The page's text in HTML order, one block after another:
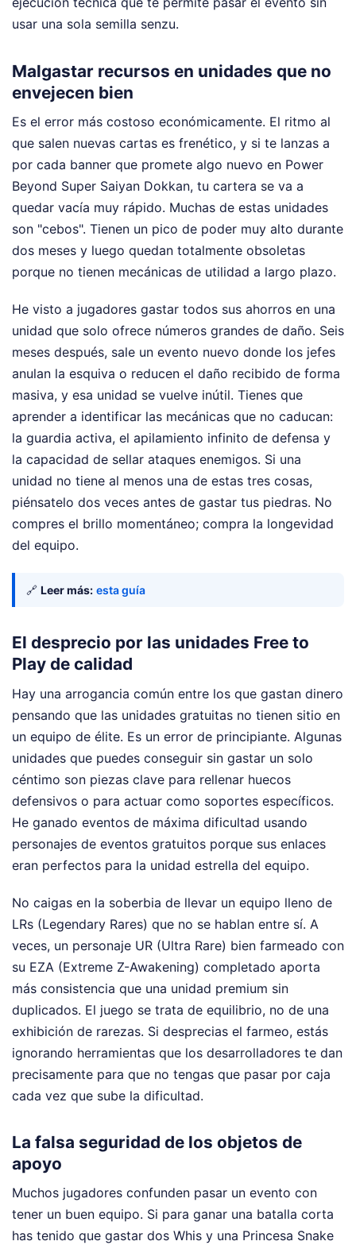
usar una sola semilla senzu.
Malgastar recursos en unidades que no
envejecen bien
Es el error más costoso económicamente. El ritmo al
que salen nuevas cartas es frenético, y si te lanzas a
por cada banner que promete algo nuevo en Power
Beyond Super Saiyan Dokkan, tu cartera se va a
quedar vacía muy rápido. Muchas de estas unidades
son "cebos". Tienen un pico de poder muy alto durante
dos meses y luego quedan totalmente obsoletas
porque no tienen mecánicas de utilidad a largo plazo.
He visto a jugadores gastar todos sus ahorros en una
unidad que solo ofrece números grandes de daño. Seis
meses después, sale un evento nuevo donde los jefes
anulan la esquiva o reducen el daño recibido de forma
masiva, y esa unidad se vuelve inútil. Tienes que
aprender a identificar las mecánicas que no caducan:
la guardia activa, el apilamiento infinito de defensa y
la capacidad de sellar ataques enemigos. Si una
unidad no tiene al menos una de estas tres cosas,
piénsatelo dos veces antes de gastar tus piedras. No
compres el brillo momentáneo; compra la longevidad
del equipo.
🔗 Leer más: esta guía
El desprecio por las unidades Free to
Play de calidad
Hay una arrogancia común entre los que gastan dinero
pensando que las unidades gratuitas no tienen sitio en
un equipo de élite. Es un error de principiante. Algunas
unidades que puedes conseguir sin gastar un solo
céntimo son piezas clave para rellenar huecos
defensivos o para actuar como soportes específicos.
He ganado eventos de máxima dificultad usando
personajes de eventos gratuitos porque sus enlaces
eran perfectos para la unidad estrella del equipo.
No caigas en la soberbia de llevar un equipo lleno de
LRs (Legendary Rares) que no se hablan entre sí. A
veces, un personaje UR (Ultra Rare) bien farmeado con
su EZA (Extreme Z-Awakening) completado aporta
más consistencia que una unidad premium sin
duplicados. El juego se trata de equilibrio, no de una
exhibición de rarezas. Si desprecias el farmeo, estás
ignorando herramientas que los desarrolladores te dan
precisamente para que no tengas que pasar por caja
cada vez que sube la dificultad.
La falsa seguridad de los objetos de
apoyo
Muchos jugadores confunden pasar un evento con
tener un buen equipo. Si para ganar una batalla corta
has tenido que gastar dos Whis y una Princesa Snake